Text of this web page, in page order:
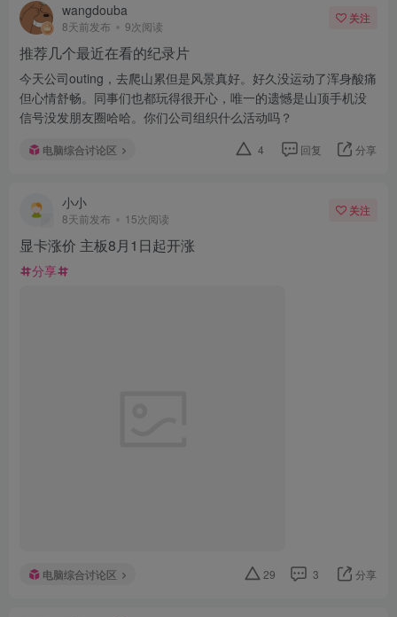
wangdouba
8天前发布 9次阅读
关注
推荐几个最近在看的纪录片
今天公司outing，去爬山累但是风景真好。好久没运动了浑身酸痛
但心情舒畅。同事们也都玩得很开心，唯一的遗憾是山顶手机没
信号没发朋友圈哈哈。你们公司组织什么活动吗？
电脑综合讨论区 4 回复 分享
小小
8天前发布 15次阅读
关注
显卡涨价 主板8月1日起开涨
分享
电脑综合讨论区 29 3 分享